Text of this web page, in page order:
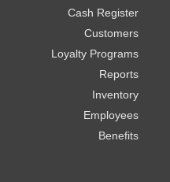
Cash Register
Customers
Loyalty Programs
Reports
Inventory
Employees
Benefits